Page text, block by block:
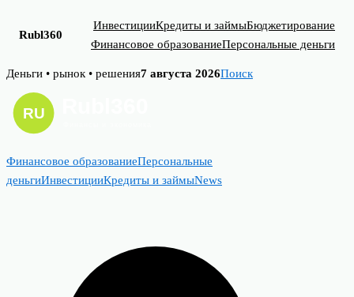
Rubl360
ИнвестицииКредиты и займыБюджетирование
Финансовое образованиеПерсональные деньги
Skip
content
Деньги • рынок • решения7 августа 2026Поиск
Финансовое образованиеПерсональные
деньгиИнвестицииКредиты и займыNews